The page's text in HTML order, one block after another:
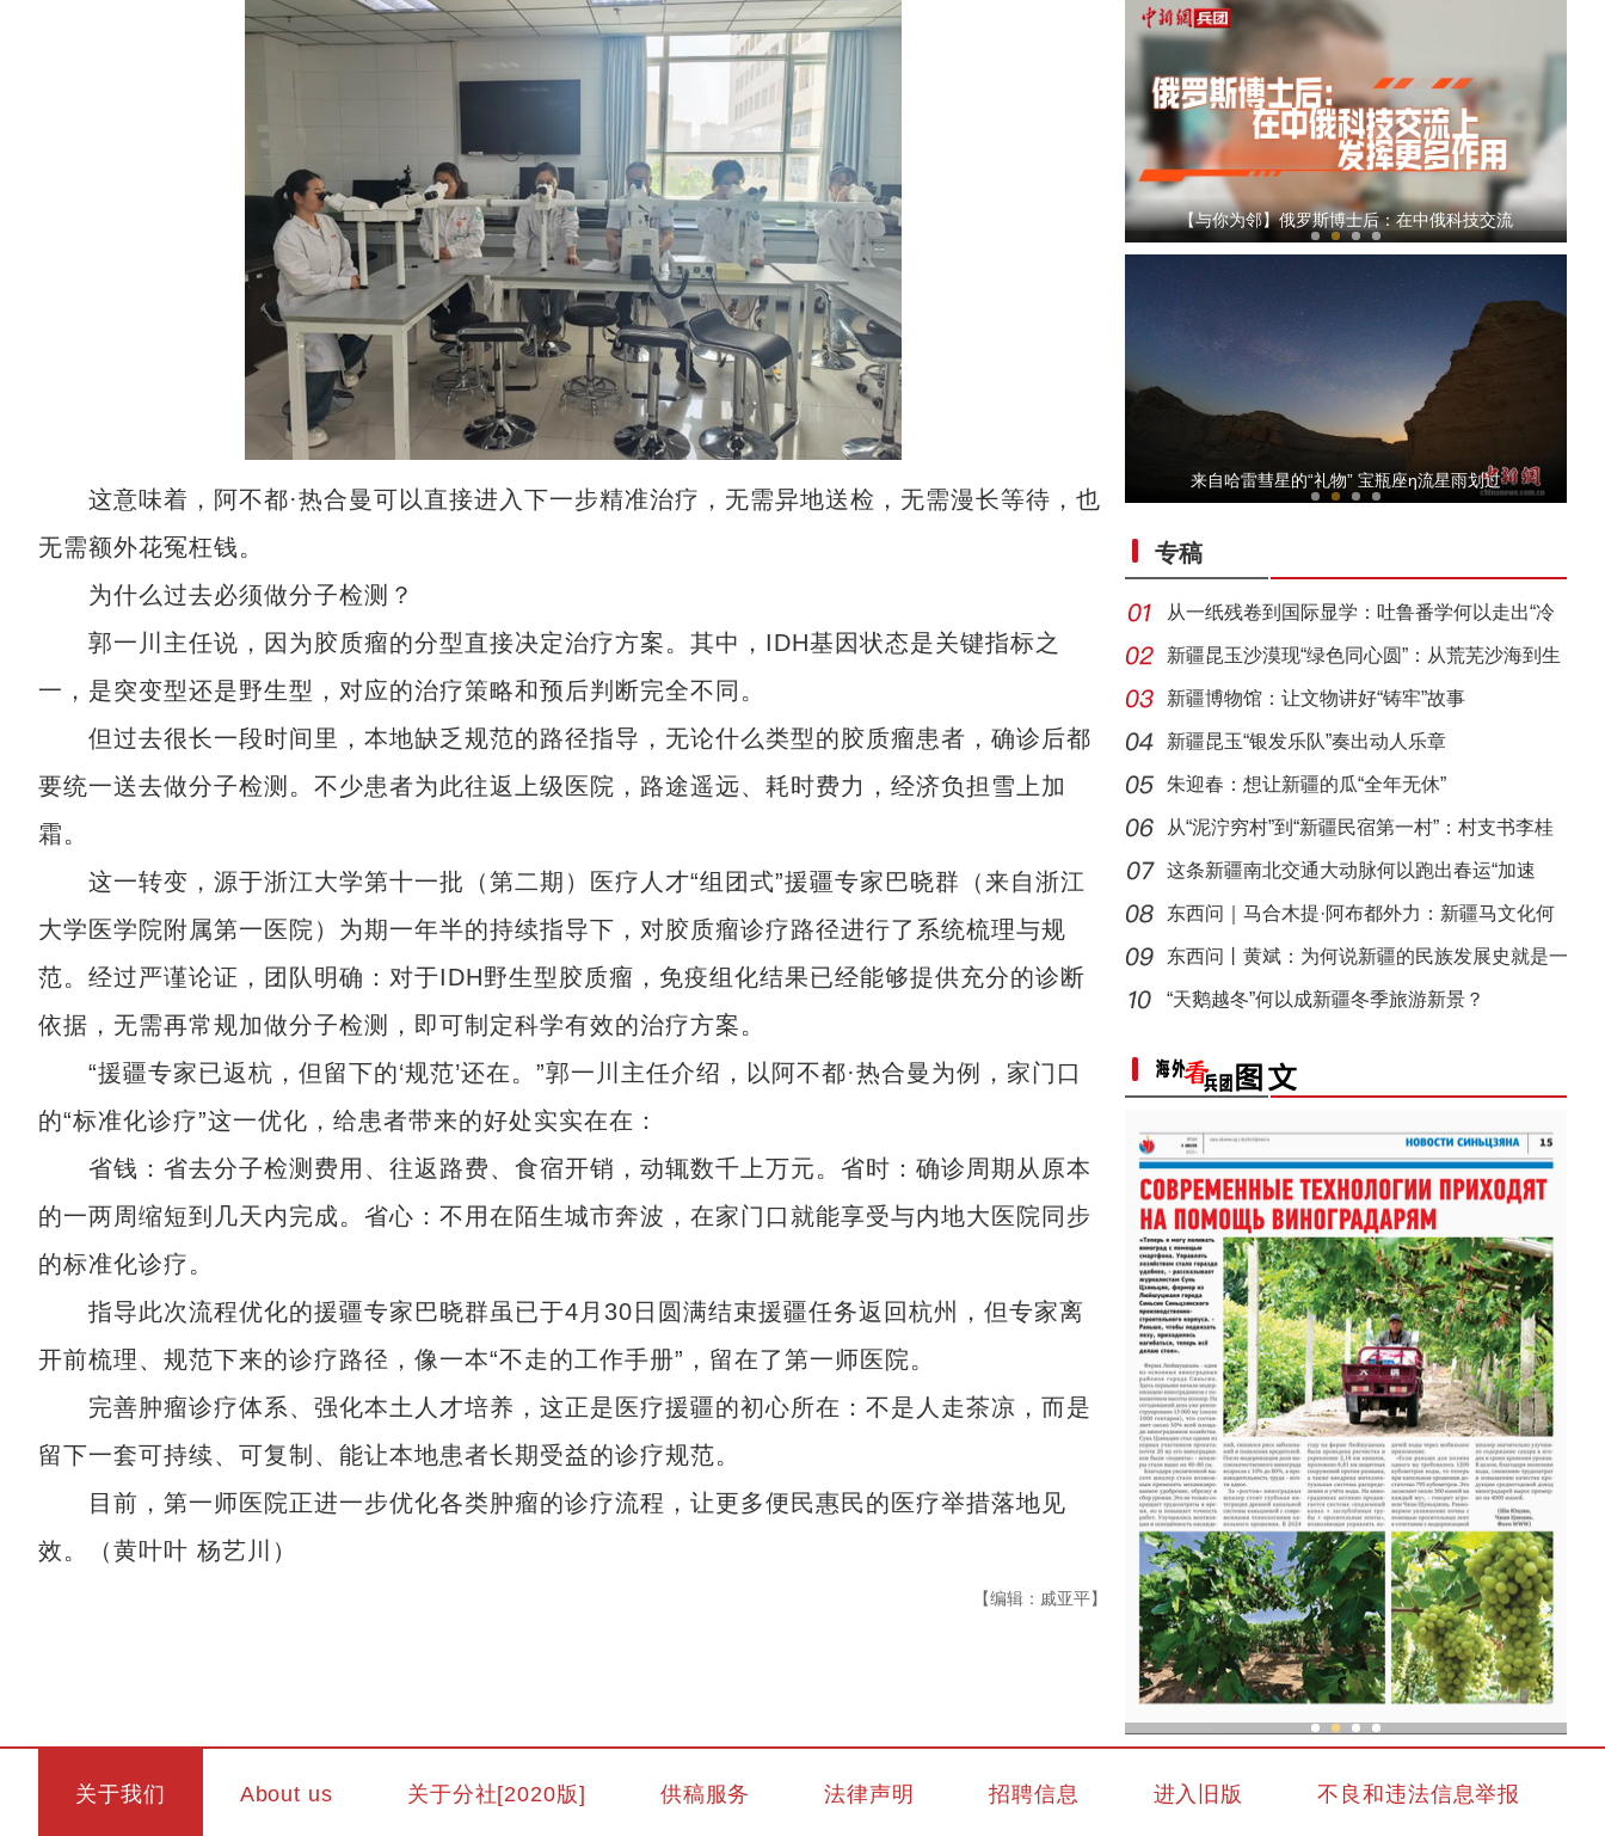
这意味着，阿不都·热合曼可以直接进入下一步精准治疗，无需异地送检，无需漫长等待，也
无需额外花冤枉钱。
为什么过去必须做分子检测？
郭一川主任说，因为胶质瘤的分型直接决定治疗方案。其中，IDH基因状态是关键指标之
一，是突变型还是野生型，对应的治疗策略和预后判断完全不同。
但过去很长一段时间里，本地缺乏规范的路径指导，无论什么类型的胶质瘤患者，确诊后都
要统一送去做分子检测。不少患者为此往返上级医院，路途遥远、耗时费力，经济负担雪上加
霜。
这一转变，源于浙江大学第十一批（第二期）医疗人才“组团式”援疆专家巴晓群（来自浙江
大学医学院附属第一医院）为期一年半的持续指导下，对胶质瘤诊疗路径进行了系统梳理与规
范。经过严谨论证，团队明确：对于IDH野生型胶质瘤，免疫组化结果已经能够提供充分的诊断
依据，无需再常规加做分子检测，即可制定科学有效的治疗方案。
“援疆专家已返杭，但留下的‘规范’还在。”郭一川主任介绍，以阿不都·热合曼为例，家门口
的“标准化诊疗”这一优化，给患者带来的好处实实在在：
省钱：省去分子检测费用、往返路费、食宿开销，动辄数千上万元。省时：确诊周期从原本
的一两周缩短到几天内完成。省心：不用在陌生城市奔波，在家门口就能享受与内地大医院同步
的标准化诊疗。
指导此次流程优化的援疆专家巴晓群虽已于4月30日圆满结束援疆任务返回杭州，但专家离
开前梳理、规范下来的诊疗路径，像一本“不走的工作手册”，留在了第一师医院。
完善肿瘤诊疗体系、强化本土人才培养，这正是医疗援疆的初心所在：不是人走茶凉，而是
留下一套可持续、可复制、能让本地患者长期受益的诊疗规范。
目前，第一师医院正进一步优化各类肿瘤的诊疗流程，让更多便民惠民的医疗举措落地见
效。（黄叶叶 杨艺川）
【编辑：戚亚平】
【与你为邻】俄罗斯博士后：在中俄科技交流
【与你为邻】新疆水果的跨国情缘
以“阅读+文旅+非遗+农技”织就六团文化新图
来自哈雷彗星的“礼物” 宝瓶座η流星雨划过
专稿
从一纸残卷到国际显学：吐鲁番学何以走出“冷
门”
新疆昆玉沙漠现“绿色同心圆”：从荒芜沙海到生
态
新疆博物馆：让文物讲好“铸牢”故事
新疆昆玉“银发乐队”奏出动人乐章
朱迎春：想让新疆的瓜“全年无休”
从“泥泞穷村”到“新疆民宿第一村”：村支书李桂
这条新疆南北交通大动脉何以跑出春运“加速
度”？
东西问｜马合木提·阿布都外力：新疆马文化何
以实
东西问丨黄斌：为何说新疆的民族发展史就是一
部交
“天鹅越冬”何以成新疆冬季旅游新景？
关于我们 About us 关于分社[2020版] 供稿服务 法律声明 招聘信息 进入旧版 不良和违法信息举报